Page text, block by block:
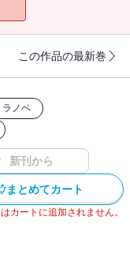
セル少女”退魔物語。
この作品の最新巻
ラノベ
新刊から
まとめてカート
カートに追加されません。